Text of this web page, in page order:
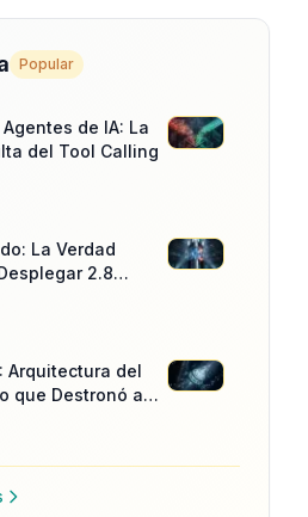
Popular
de IA: La
del Tool Calling
La Verdad
2.8
Arquitectura del
que Destronó a